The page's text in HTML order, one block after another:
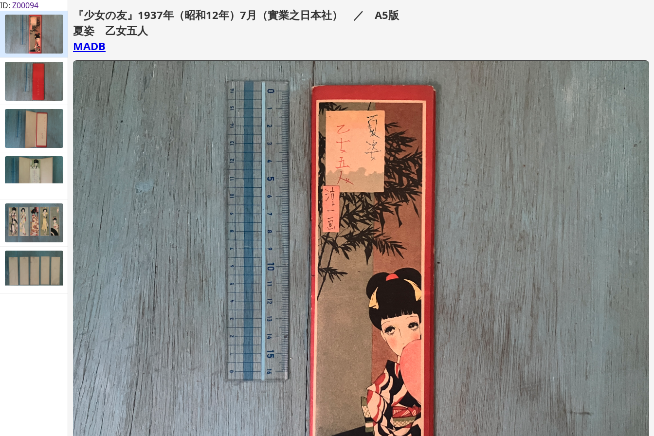
ID: Z00094
『少女の友』1937年（昭和12年）7月（實業之日本社） ／ A5版
夏姿 乙女五人
MADB